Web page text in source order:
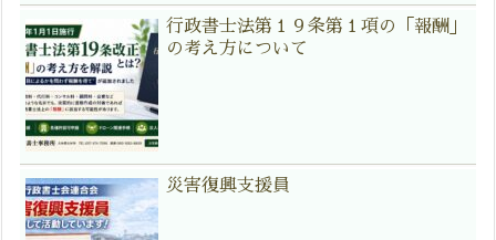
行政書士法第１９条第１項の「報酬」
の考え方について
災害復興支援員